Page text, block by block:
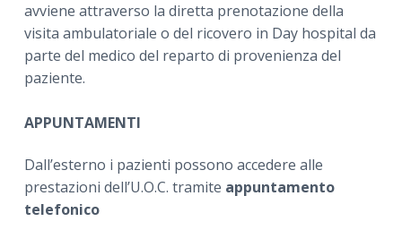
avviene attraverso la diretta prenotazione della
visita ambulatoriale o del ricovero in Day hospital da
parte del medico del reparto di provenienza del
paziente.
APPUNTAMENTI
Dall’esterno i pazienti possono accedere alle
prestazioni dell’U.O.C. tramite appuntamento
telefonico